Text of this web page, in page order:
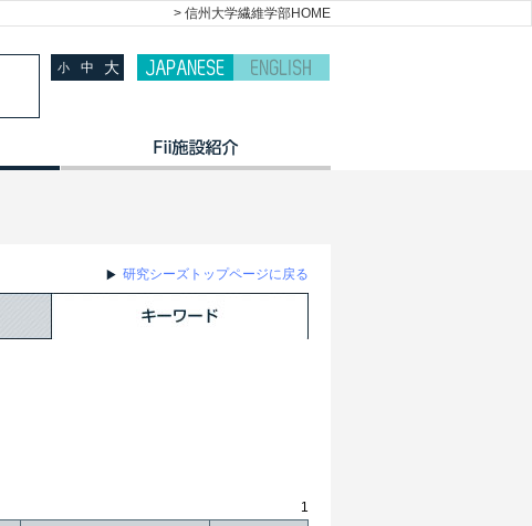
> 信州大学繊維学部HOME
小 中 大
研究シーズトップページに戻る
1